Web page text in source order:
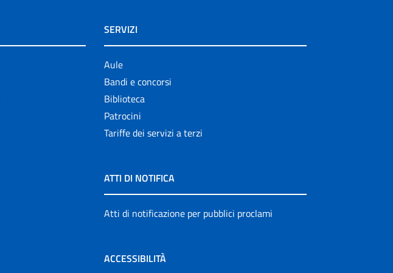
SERVIZI
Aule
Bandi e concorsi
Biblioteca
Patrocini
Tariffe dei servizi a terzi
ATTI DI NOTIFICA
Atti di notificazione per pubblici proclami
ACCESSIBILITÀ